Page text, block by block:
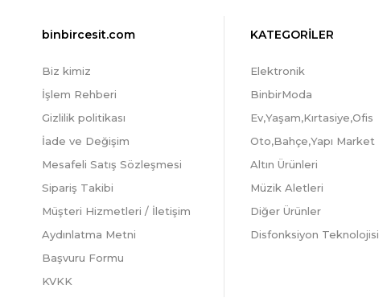
binbircesit.com
Biz kimiz
İşlem Rehberi
Gizlilik politikası
İade ve Değişim
Mesafeli Satış Sözleşmesi
Sipariş Takibi
Müşteri Hizmetleri / İletişim
Aydınlatma Metni
Başvuru Formu
KVKK
KATEGORİLER
Elektronik
BinbirModa
Ev,Yaşam,Kırtasiye,Ofis
Oto,Bahçe,Yapı Market
Altın Ürünleri
Müzik Aletleri
Diğer Ürünler
Disfonksiyon Teknolojisi